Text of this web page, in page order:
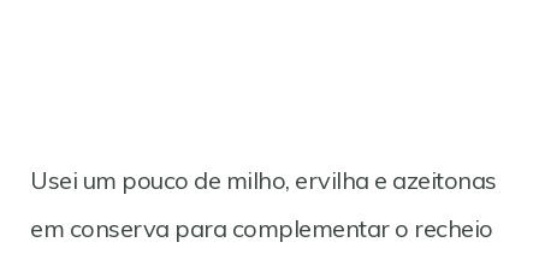
Usei um pouco de milho, ervilha e azeitonas
em conserva para complementar o recheio